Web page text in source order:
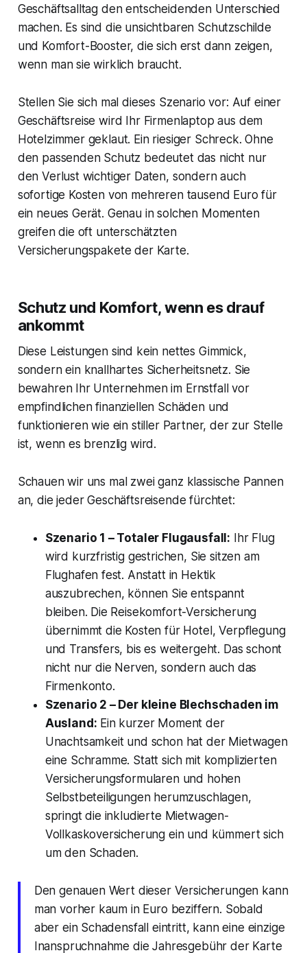
Geschäftsalltag den entscheidenden Unterschied
machen. Es sind die unsichtbaren Schutzschilde
und Komfort-Booster, die sich erst dann zeigen,
wenn man sie wirklich braucht.
Stellen Sie sich mal dieses Szenario vor: Auf einer
Geschäftsreise wird Ihr Firmenlaptop aus dem
Hotelzimmer geklaut. Ein riesiger Schreck. Ohne
den passenden Schutz bedeutet das nicht nur
den Verlust wichtiger Daten, sondern auch
sofortige Kosten von mehreren tausend Euro für
ein neues Gerät. Genau in solchen Momenten
greifen die oft unterschätzten
Versicherungspakete der Karte.
Schutz und Komfort, wenn es drauf
ankommt
Diese Leistungen sind kein nettes Gimmick,
sondern ein knallhartes Sicherheitsnetz. Sie
bewahren Ihr Unternehmen im Ernstfall vor
empfindlichen finanziellen Schäden und
funktionieren wie ein stiller Partner, der zur Stelle
ist, wenn es brenzlig wird.
Schauen wir uns mal zwei ganz klassische Pannen
an, die jeder Geschäftsreisende fürchtet:
Szenario 1 – Totaler Flugausfall: Ihr Flug
wird kurzfristig gestrichen, Sie sitzen am
Flughafen fest. Anstatt in Hektik
auszubrechen, können Sie entspannt
bleiben. Die Reisekomfort-Versicherung
übernimmt die Kosten für Hotel, Verpflegung
und Transfers, bis es weitergeht. Das schont
nicht nur die Nerven, sondern auch das
Firmenkonto.
Szenario 2 – Der kleine Blechschaden im
Ausland: Ein kurzer Moment der
Unachtsamkeit und schon hat der Mietwagen
eine Schramme. Statt sich mit komplizierten
Versicherungsformularen und hohen
Selbstbeteiligungen herumzuschlagen,
springt die inkludierte Mietwagen-
Vollkaskoversicherung ein und kümmert sich
um den Schaden.
Den genauen Wert dieser Versicherungen kann
man vorher kaum in Euro beziffern. Sobald
aber ein Schadensfall eintritt, kann eine einzige
Inanspruchnahme die Jahresgebühr der Karte